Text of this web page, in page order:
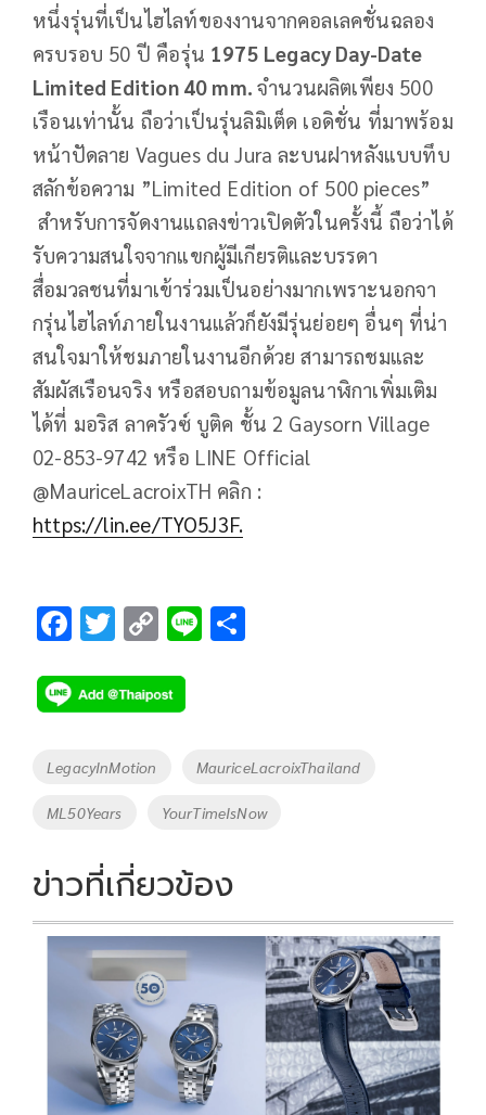
หนึ่งรุ่นที่เป็นไฮไลท์ของงานจากคอลเลคชั่นฉลอง
ครบรอบ 50 ปี คือรุ่น 1975 Legacy Day-Date
Limited Edition 40 mm.จำนวนผลิตเพียง 500
เรือนเท่านั้น ถือว่าเป็นรุ่นลิมิเต็ด เอดิชั่น ที่มาพร้อม
หน้าปัดลาย Vagues du Jura ละบนฝาหลังแบบทึบ
สลักข้อความ ”Limited Edition of 500 pieces”
สำหรับการจัดงานแถลงข่าวเปิดตัวในครั้งนี้ ถือว่าได้
รับความสนใจจากแขกผู้มีเกียรติและบรรดา
สื่อมวลชนที่มาเข้าร่วมเป็นอย่างมากเพราะนอกจา
กรุ่นไฮไลท์ภายในงานแล้วก็ยังมีรุ่นย่อยๆ อื่นๆ ที่น่า
สนใจมาให้ชมภายในงานอีกด้วย สามารถชมและ
สัมผัสเรือนจริง หรือสอบถามข้อมูลนาฬิกาเพิ่มเติม
ได้ที่ มอริส ลาครัวซ์ บูติค ชั้น 2 Gaysorn Village
02-853-9742 หรือ LINE Official
@MauriceLacroixTH คลิก :
https://lin.ee/TYO5J3F.
F
e
b
o
o
k
T
tt
er
C
p
y
n
k
Li
Tags
LegacyInMotion MauriceLacroixThailand
ML50Years YourTimeIsNow
ข่าวที่เกี่ยวข้อง